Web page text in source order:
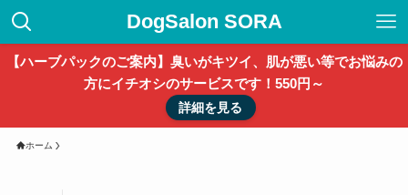
DogSalon SORA
【ハーブパックのご案内】臭いがキツイ、肌が悪い等でお悩みの
方にイチオシのサービスです！550円～
詳細を見る
ホーム